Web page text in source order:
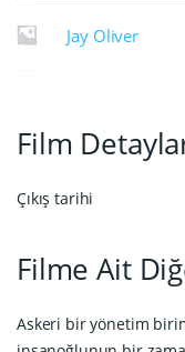
Jay Oliver
Film
Çıkış tarihi
Filme Ait
Askeri bir yönetim